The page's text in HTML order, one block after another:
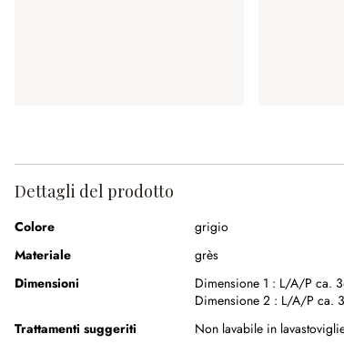
Dettagli del prodotto
Colore
grigio
Materiale
grès
Dimensioni
Dimensione 1 : L/A/P ca.
Dimensione 2 : L/A/P ca.
Trattamenti suggeriti
Non lavabile in